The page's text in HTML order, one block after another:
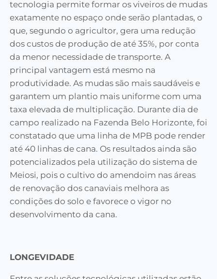
tecnologia permite formar os viveiros de mudas
exatamente no espaço onde serão plantadas, o
que, segundo o agricultor, gera uma redução
dos custos de produção de até 35%, por conta
da menor necessidade de transporte. A
principal vantagem está mesmo na
produtividade. As mudas são mais saudáveis e
garantem um plantio mais uniforme com uma
taxa elevada de multiplicação. Durante dia de
campo realizado na Fazenda Belo Horizonte, foi
constatado que uma linha de MPB pode render
até 40 linhas de cana. Os resultados ainda são
potencializados pela utilização do sistema de
Meiosi, pois o cultivo do amendoim nas áreas
de renovação dos canaviais melhora as
condições do solo e favorece o vigor no
desenvolvimento da cana.
LONGEVIDADE